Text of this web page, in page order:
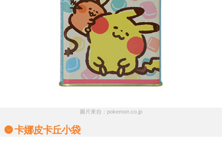
圖片來自：pokemon.co.jp
卡娜皮卡丘小袋